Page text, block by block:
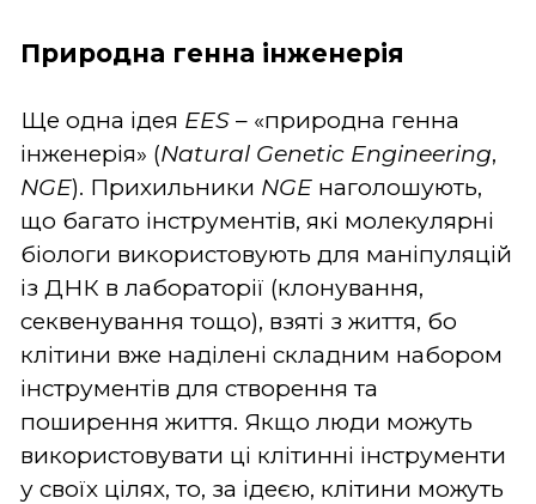
Природна генна інженерія
Ще одна ідея EES – «природна генна
інженерія» (Natural Genetic Engineering,
NGE). Прихильники NGE наголошують,
що багато інструментів, які молекулярні
біологи використовують для маніпуляцій
із ДНК в лабораторії (клонування,
секвенування тощо), взяті з життя, бо
клітини вже наділені складним набором
інструментів для створення та
поширення життя. Якщо люди можуть
використовувати ці клітинні інструменти
у своїх цілях, то, за ідеєю, клітини можуть